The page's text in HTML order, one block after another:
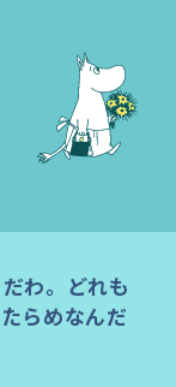
わ。どれも
らめなんだ